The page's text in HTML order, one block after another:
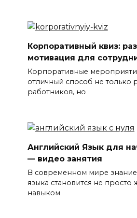
Корпоративный квиз:
мотивация для
Корпоративные
отличный способ не только
работников, но
Английский Язык для
— видео занятия
В современном мире знание
языка становится не просто
навыком